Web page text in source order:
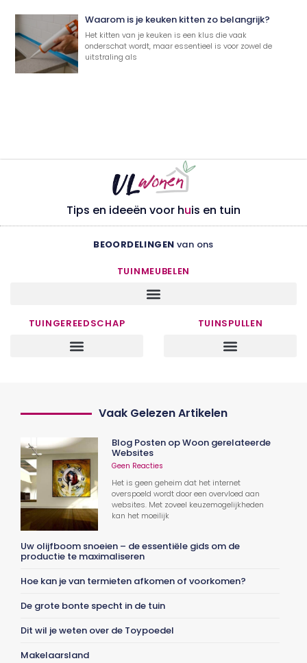
Waarom is je keuken kitten zo belangrijk?
Het kitten van je keuken is een klus die vaak
onderschat wordt, maar essentieel is voor zowel de
uitstraling als
Tips en ideeën voor huis en tuin
BEOORDELINGEN van ons
TUINMEUBELEN
TUINGEREEDSCHAP TUINSPULLEN
Vaak Gelezen Artikelen
Blog Posten op Woon gerelateerde
Websites
Geen Reacties
Het is geen geheim dat het internet
overspoeld wordt door een overvloed aan
websites. Met zoveel keuzemogelijkheden
kan het moeilijk
Uw olijfboom snoeien – de essentiële gids om de
productie te maximaliseren
Hoe kan je van termieten afkomen of voorkomen?
De grote bonte specht in de tuin
Dit wil je weten over de Toypoedel
Makelaarsland